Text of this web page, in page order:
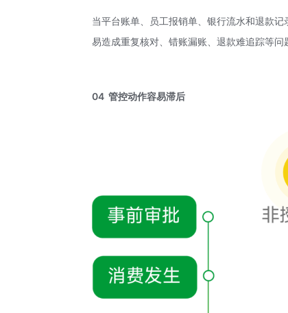
当平台账单、员工报销单、银行流水和退款
易造成重复核对、错账漏账、退款难追踪等问
04 管控动作容易滞后